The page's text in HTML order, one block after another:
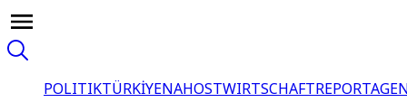
POLITIKTÜRKİYENAHOSTWIRTSCHAFT